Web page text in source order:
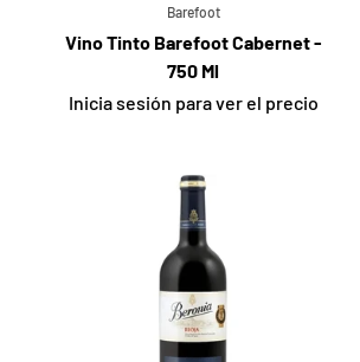
Barefoot
Vino Tinto Barefoot Cabernet -
750 Ml
Inicia sesión para ver el precio